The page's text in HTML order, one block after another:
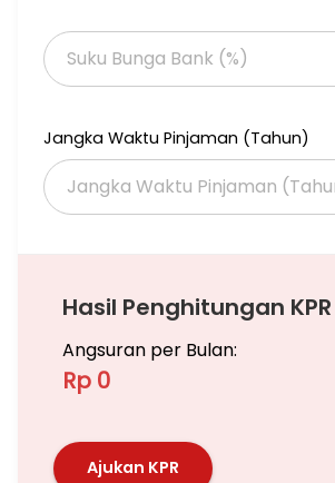
Jangka Waktu Pinjaman (Tahun)
Hasil Penghitungan KPR
Angsuran per Bulan:
Rp 0
Ajukan KPR